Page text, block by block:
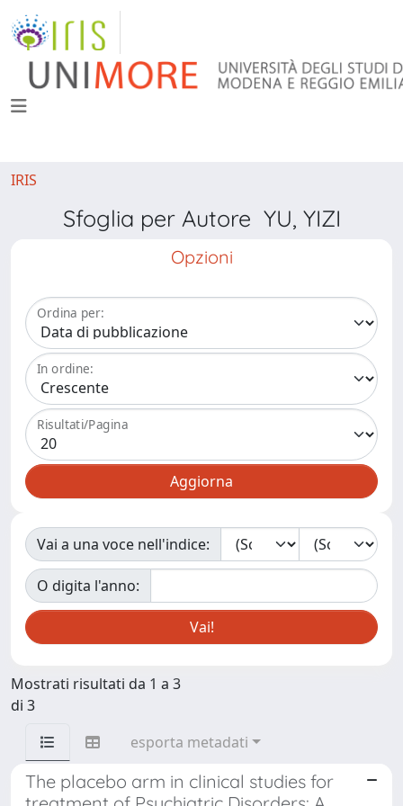
IRIS
Sfoglia per Autore YU, YIZI
Opzioni
Ordina per:
In ordine:
Risultati/Pagina
Vai a una voce nell'indice:
O digita l'anno:
Mostrati risultati da 1 a 3
di 3
esporta metadati
The placebo arm in clinical studies for